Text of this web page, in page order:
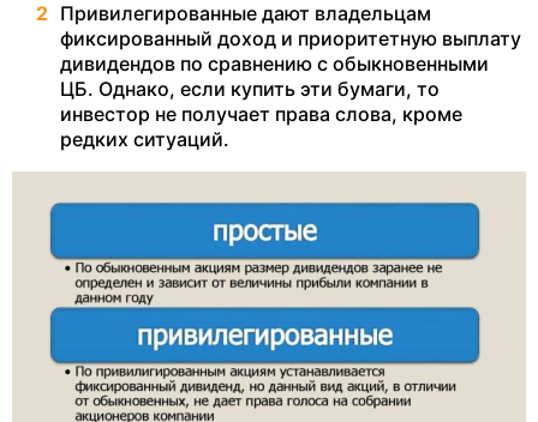
Привилегированные дают владельцам
фиксированный доход и приоритетную выплату
дивидендов по сравнению с обыкновенными
ЦБ. Однако, если купить эти бумаги, то
инвестор не получает права слова, кроме
редких ситуаций.